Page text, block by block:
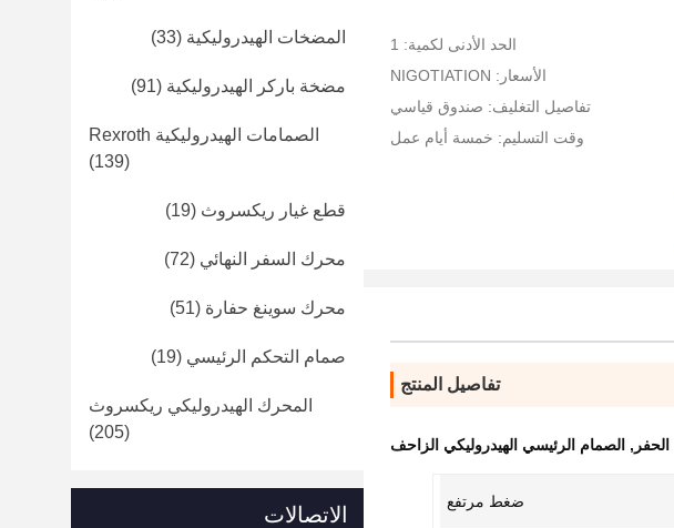
الحد الأدنى لكمية: 1
الأسعار: NIGOTIATION
تفاصيل التغليف: صندوق قياسي
وقت التسليم: خمسة أيام عمل
تفاصيل المنتج
, الصمام الرئيسي الهيدروليكي الزاحف
ضغط مرتفع
المضخات الهيدروليكية (33)
مضخة باركر الهيدروليكية (91)
الصمامات الهيدروليكية Rexroth
(139)
قطع غيار ريكسروث (19)
محرك السفر النهائي (72)
محرك سوينغ حفارة (51)
صمام التحكم الرئيسي (19)
المحرك الهيدروليكي ريكسروث
(205)
الاتصالات